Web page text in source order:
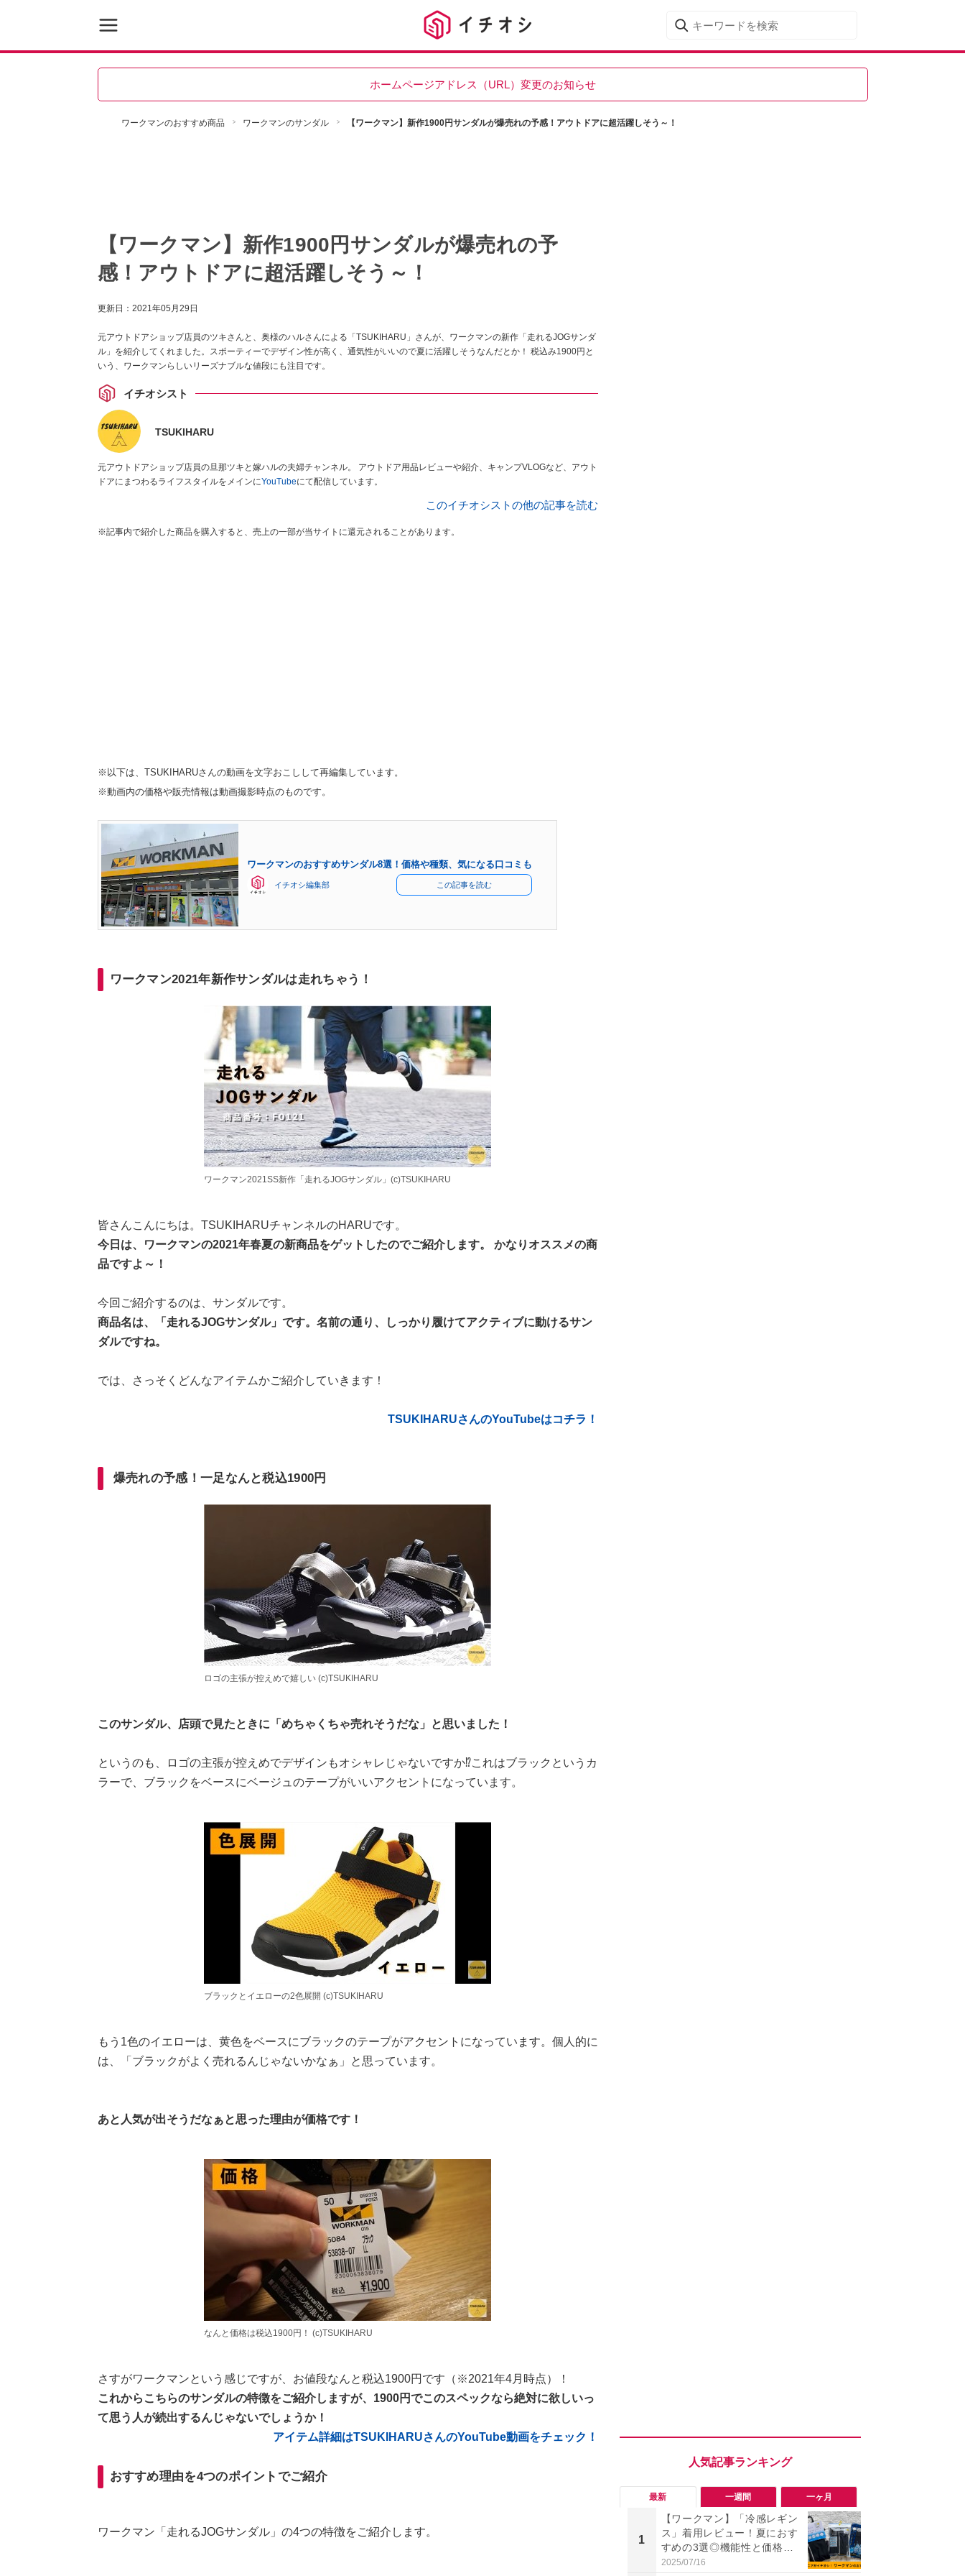
ホームページアドレス（URL）変更のお知らせ
ワークマンのおすすめ商品 ワークマンのサンダル 【ワークマン】新作1900円サンダルが爆売れの予感！アウトドアに超活躍しそう～！
【ワークマン】新作1900円サンダルが爆売れの予
感！アウトドアに超活躍しそう～！
更新日： 2021年05月29日
元アウトドアショップ店員のツキさんと、奥様のハルさんによる「TSUKIHARU」さんが、ワークマンの新作「走れるJOGサンダ
ル」を紹介してくれました。スポーティーでデザイン性が高く、通気性がいいので夏に活躍しそうなんだとか！ 税込み1900円と
いう、ワークマンらしいリーズナブルな値段にも注目です。
イチオシスト
TSUKIHARU
元アウトドアショップ店員の旦那ツキと嫁ハルの夫婦チャンネル。 アウトドア用品レビューや紹介、キャンプVLOGなど、アウト
ドアにまつわるライフスタイルをメインにYouTubeにて配信しています。
このイチオシストの他の記事を読む
※記事内で紹介した商品を購入すると、売上の一部が当サイトに還元されることがあります。
※以下は、TSUKIHARUさんの動画を文字おこしして再編集しています。
※動画内の価格や販売情報は動画撮影時点のものです。
ワークマンのおすすめサンダル8選！価格や種類、気になる口コミも
イチオシ編集部 この記事を読む
ワークマン2021年新作サンダルは走れちゃう！
ワークマン2021SS新作「走れるJOGサンダル」(c)TSUKIHARU
皆さんこんにちは。TSUKIHARUチャンネルのHARUです。
今日は、ワークマンの2021年春夏の新商品をゲットしたのでご紹介します。
かなりオススメの商
品ですよ～！
今回ご紹介するのは、サンダルです。
商品名は、「走れるJOGサンダル」です。名前の通り、しっかり履けてアクティブに動けるサン
ダルですね。
では、さっそくどんなアイテムかご紹介していきます！
TSUKIHARUさんのYouTubeはコチラ！
爆売れの予感！一足なんと税込1900円
ロゴの主張が控えめで嬉しい (c)TSUKIHARU
このサンダル、店頭で見たときに「めちゃくちゃ売れそうだな」と思いました！
というのも、ロゴの主張が控えめでデザインもオシャレじゃないですか⁉これはブラックというカ
ラーで、ブラックをベースにベージュのテープがいいアクセントになっています。
ブラックとイエローの2色展開 (c)TSUKIHARU
もう1色のイエローは、黄色をベースにブラックのテープがアクセントになっています。個人的に
は、「ブラックがよく売れるんじゃないかなぁ」と思っています。
あと人気が出そうだなぁと思った理由が価格です！
なんと価格は税込1900円！ (c)TSUKIHARU
さすがワークマンという感じですが、お値段なんと税込1900円です（※2021年4月時点）！
これからこちらのサンダルの特徴をご紹介しますが、1900円でこのスペックなら絶対に欲しいっ
て思う人が続出するんじゃないでしょうか！
アイテム詳細はTSUKIHARUさんのYouTube動画をチェック！
おすすめ理由を4つのポイントでご紹介
ワークマン「走れるJOGサンダル」の4つの特徴をご紹介します。
最新 一週間 一ヶ月
1
【ワークマン】「冷感レギン
ス」着用レビュー！夏におす
すめの3選◎機能性と価格比
較
2025/07/16